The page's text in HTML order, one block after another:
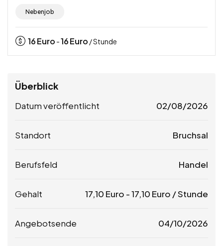
Nebenjob
16Euro -16Euro / Stunde
Überblick
Datum veröffentlicht 02/08/2026
Standort Bruchsal
Berufsfeld Handel
Gehalt 17,10 Euro -17,10 Euro / Stunde
Angebotsende 04/10/2026